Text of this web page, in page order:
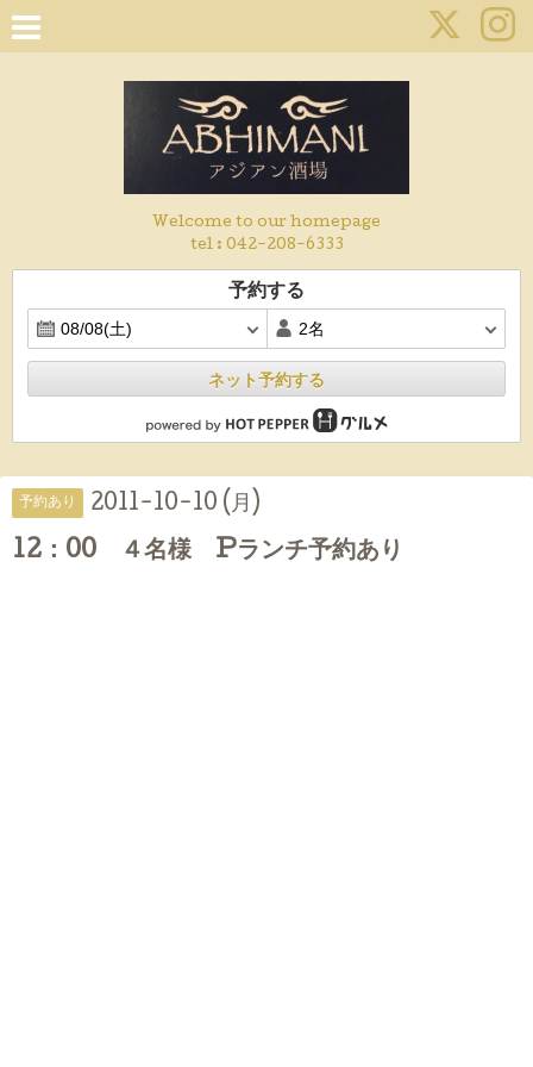
Welcome to our homepage
tel : 042-208-6333
予約する
ネット予約する
予約あり 2011-10-10 (月)
12：00 ４名様 Pランチ予約あり